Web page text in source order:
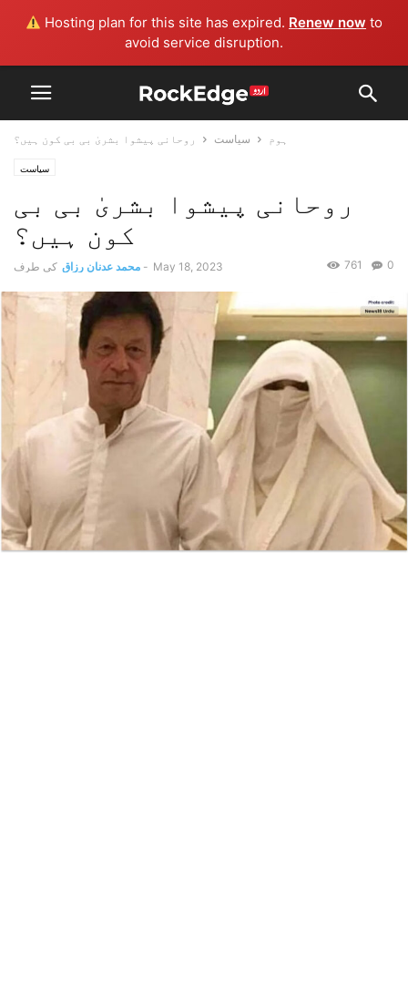
Hosting plan for this site has expired. Renew now to
avoid service disruption.
ہوم سیاست روحانی پیشوا بشریٰ بی بی کون ہیں؟
سیاست
روحانی پیشوا بشریٰ بی بی
کون ہیں؟
کی طرف محمد عدنان رزاق - May 18, 2023 0
761